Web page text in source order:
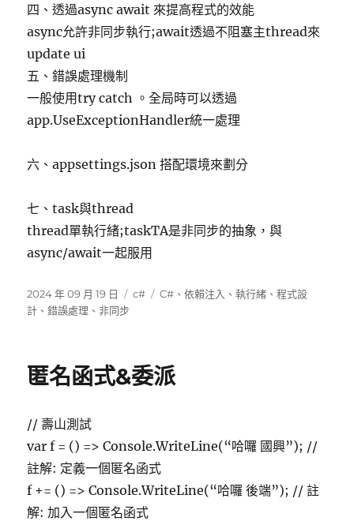
四、透過async await 來提高程式的效能
async允許非同步執行;await透過不阻塞主thread來
update ui
五、錯誤處理機制
一般使用try catch 。全局時可以透過
app.UseExceptionHandler統一處理
六、appsettings.json 搭配環境來劃分
七、task與thread
thread單執行緒;taskTA是非同步的抽象，與
async/await一起服用
發
佈
2024 年 09 月 19 日
分
c#
標
C# 、依賴注入 、執行緒 、程式設
計 、錯誤處理 、非同步
匿名函式&委派
// 壽山測試
var f = () => Console.WriteLine(“哈囉 國興”); //
註解: 定義一個匿名函式
f += () => Console.WriteLine(“哈囉 後端”); // 註
解: 加入一個匿名函式